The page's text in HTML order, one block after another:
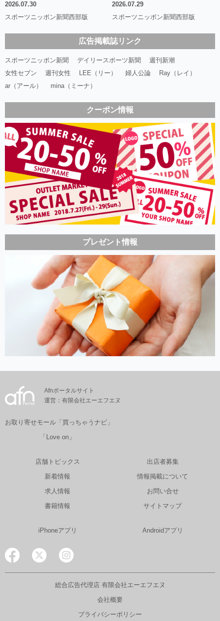
2026.07.30
スポーツニッポン新聞西部版
2026.07.29
スポーツニッポン新聞西部版
広告掲載誌リンク
スポーツニッポン新聞 デイリースポーツ新聞
週刊新潮
女性セブン
週刊女性 LEE（リー） 婦人公論
Ray（レイ）
ar（アール）
mina（ミーナ）
クーポン情報
プレゼント情報
Afnポータルサイト
運営：有限会社エーエフエヌ
お取り寄せモール「買っちゃうナビ」
「Love on」
店舗トピックス
新着情報
求人情報
書籍情報
出店者募集
情報掲載について
お問い合せ
サイトマップ
iPhoneアプリ Androidアプリ
総合広告代理店 有限会社エーエフエヌ
会社概要
プライバシーポリシー